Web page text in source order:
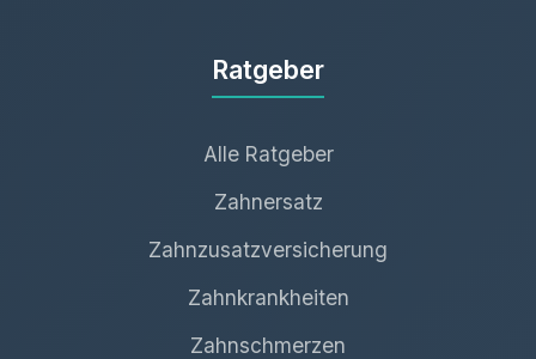
Ratgeber
Alle Ratgeber
Zahnersatz
Zahnzusatzversicherung
Zahnkrankheiten
Zahnschmerzen